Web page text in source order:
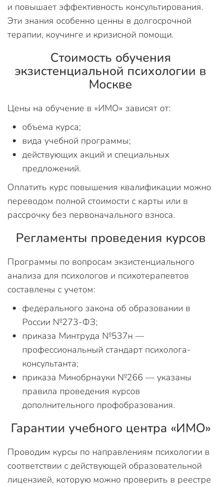
и повышает эффективность консультирования.
Эти знания особенно ценны в долгосрочной
терапии, коучинге и кризисной помощи.
Стоимость обучения
экзистенциальной психологии в
Москве
Цены на обучение в «ИМО» зависят от:
объема курса;
вида учебной программы;
действующих акций и специальных
предложений.
Оплатить курс повышения квалификации можно
переводом полной стоимости с карты или в
рассрочку без первоначального взноса.
Регламенты проведения курсов
Программы по вопросам экзистенциального
анализа для психологов и психотерапевтов
составлены с учетом:
федерального закона об образовании в
России №273-ФЗ;
приказа Минтруда №537н —
профессиональный стандарт психолога-
консультанта;
приказа Минобрнауки №266 — указаны
правила проведения курсов
дополнительного профобразования.
Гарантии учебного центра «ИМО»
Проводим курсы по направлениям психологии в
соответствии с действующей образовательной
лицензией, которую можно проверить в реестре